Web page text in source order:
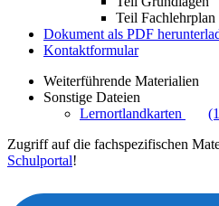
Teil
Dokument als PDF
Kontaktformular
Weiterführende Materialien
Sonstige Dateien
Lernortlandkarten
Zugriff auf die fachspezifischen
Schulportal!